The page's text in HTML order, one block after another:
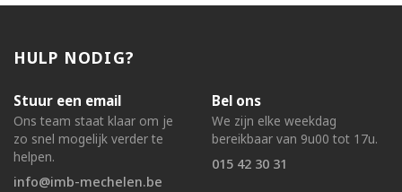
HULP NODIG?
Stuur een email
Ons team staat klaar om je
zo snel mogelijk verder te
helpen.
info@imb-mechelen.be
Bel ons
We zijn elke weekdag
bereikbaar van 9u00 tot 17u.
015 42 30 31